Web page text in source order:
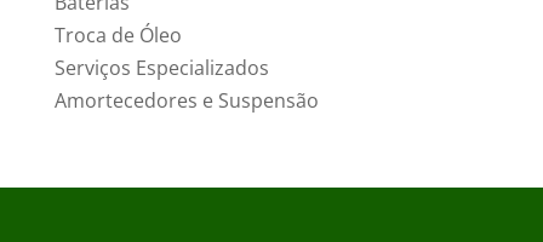
Troca de Óleo
Serviços Especializados
Amortecedores e Suspensão